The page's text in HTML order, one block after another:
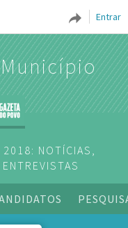
Entrar
2018: NOTÍCIAS,